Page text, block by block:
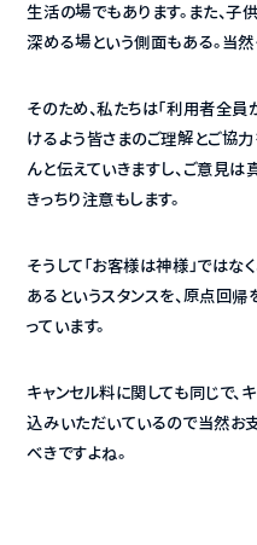
生活の場でもあります。また、
深める場という側面もある。当然
そのため、私たちは「利用者全員
けるよう皆さまのご理解とご協力
んと伝えていきますし、ご意見
きっちり注意もします。
そうして「お客様は神様」ではな
あるというスタンスを、原点回
っています。
キャンセル料に関しても同じで、
込みいただいているので当然お
べきですよね。